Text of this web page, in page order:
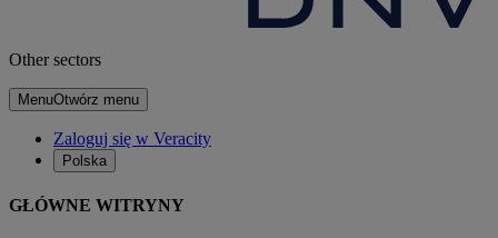
Other sectors
MenuOtwórz menu
Zaloguj się w Veracity
Polska
GŁÓWNE WITRYNY